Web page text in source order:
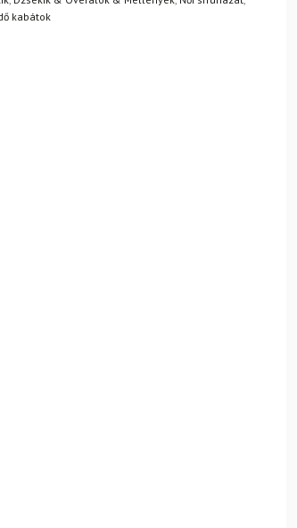
kabátok